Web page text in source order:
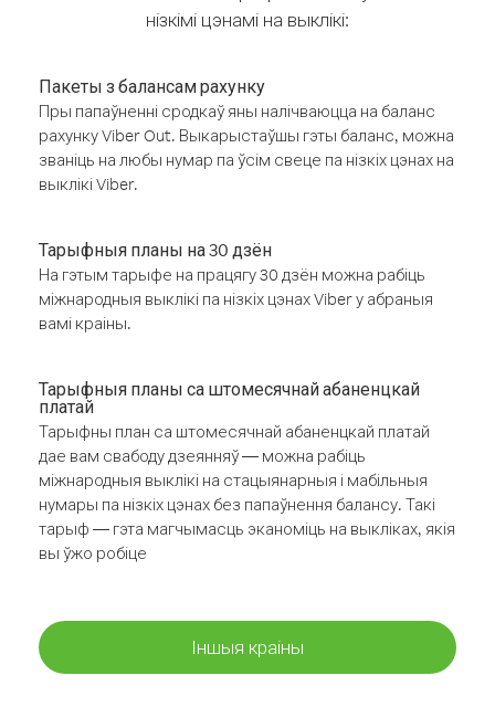
нізкімі цэнамі на выклікі:
Пакеты з балансам рахунку
Пры папаўненні сродкаў яны налічваюцца на баланс
рахунку Viber Out. Выкарыстаўшы гэты баланс, можна
званіць на любы нумар па ўсім свеце па нізкіх цэнах на
выклікі Viber.
Тарыфныя планы на 30 дзён
На гэтым тарыфе на працягу 30 дзён можна рабіць
міжнародныя выклікі па нізкіх цэнах Viber у абраныя
вамі краіны.
Тарыфныя планы са штомесячнай абаненцкай
платай
Тарыфны план са штомесячнай абаненцкай платай
дае вам свабоду дзеянняў — можна рабіць
міжнародныя выклікі на стацыянарныя і мабільныя
нумары па нізкіх цэнах без папаўнення балансу. Такі
тарыф — гэта магчымасць эканоміць на выкліках, якія
вы ўжо робіце
Іншыя краіны